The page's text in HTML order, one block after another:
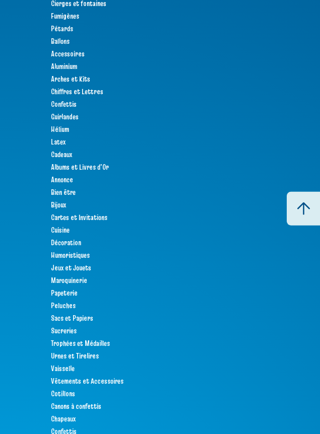
Cierges et fontaines
Fumigènes
Pétards
Ballons
Accessoires
Aluminium
Arches et Kits
Chiffres et Lettres
Confettis
Guirlandes
Hélium
Latex
Cadeaux
Albums et Livres d'Or
Annonce
Bien être
Bijoux
Cartes et Invitations
Cuisine
Décoration
Humoristiques
Jeux et Jouets
Maroquinerie
Papeterie
Peluches
Sacs et Papiers
Sucreries
Trophées et Médailles
Urnes et Tirelires
Vaisselle
Vêtements et Accessoires
Cotillons
Canons à confettis
Chapeaux
Confettis